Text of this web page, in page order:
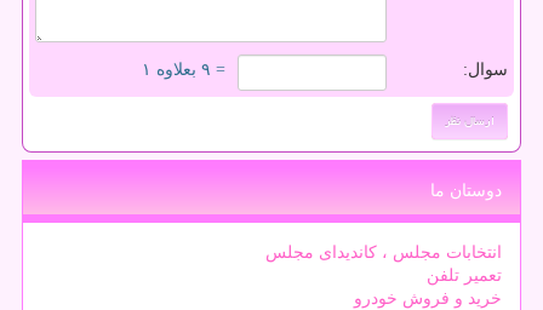
سوال: = ۹ بعلاوه ۱
دوستان ما
انتخابات مجلس ، کاندیدای مجلس
تعمیر تلفن
خرید و فروش خودرو